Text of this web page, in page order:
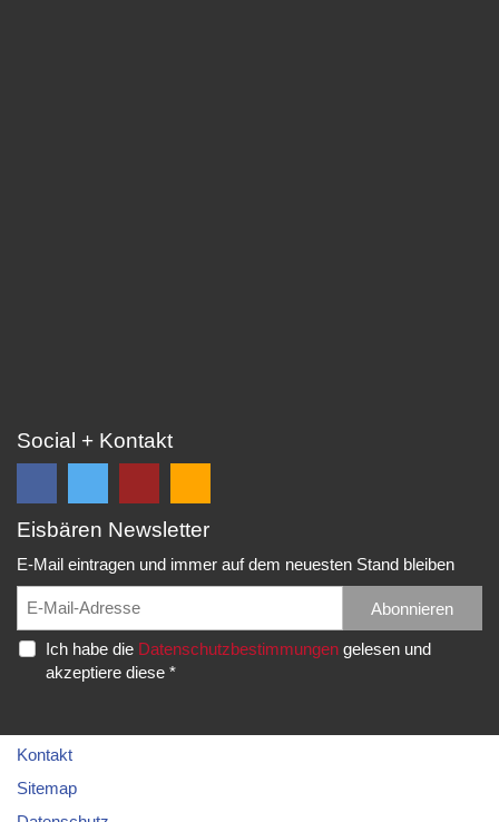
Social + Kontakt
Folge
auf
Facebook
und
erhalte
die
Folge
auf
Twitter
und
erhalte
die
EC
Eppelheim
Rudolf-
Diesel-
Str.
Eppelheim
Falls
unsere
Spielberichte,
etc.
Eisbären Newsletter
E-Mail eintragen und immer auf dem neuesten Stand bleiben
Abonnieren
Ich habe die Datenschutzbestimmungengelesen und
akzeptiere diese *
Kontakt
Sitemap